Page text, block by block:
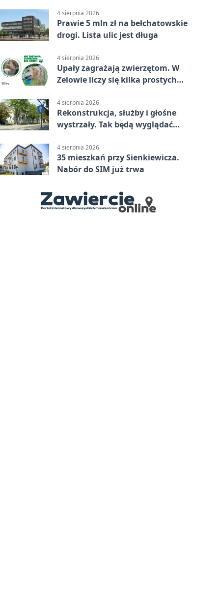
4 sierpnia 2026
Prawie 5 mln zł na bełchatowskie
drogi. Lista ulic jest długa
4 sierpnia 2026
Upały zagrażają zwierzętom. W
Zelowie liczy się kilka prostych
4 sierpnia 2026
Rekonstrukcja, służby i głośne
wystrzały. Tak będą wyglądać
4 sierpnia 2026
35 mieszkań przy Sienkiewicza.
Nabór do SIM już trwa